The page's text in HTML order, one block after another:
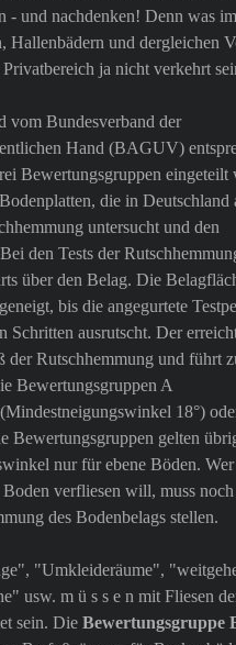
- und nachdenken! Denn was im
Hallenbädern und dergleichen
ja nicht verkehrt
vom Bundesverband der
Hand (BAGUV)
Bewertungsgruppen eingeteilt
die in Deutschland
untersucht und den
den Tests der
über den Belag. Die
bis die angegurtete
ausrutscht. Der
der Rutschhemmung und führt
Bewertungsgruppen A
18°)
Bewertungsgruppen gelten
nur für ebene Böden.
verfliesen will, muss
des Bodenbelags stellen.
"Umkleideräume",
usw. m ü s s e n mit Fliesen
sein. Die Bewertungsgruppe